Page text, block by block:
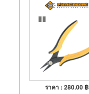
ราคา : 280.00 ฿